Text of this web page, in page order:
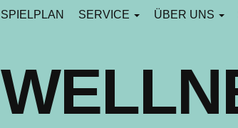
SPIELPLAN SERVICE ÜBER UNS